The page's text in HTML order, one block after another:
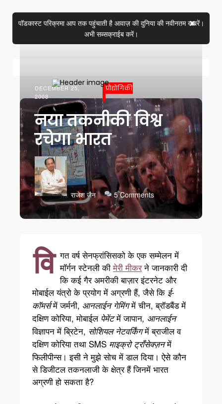
पॉडकास्ट परिक्रमा आप तक पहुंचाती है आवाज़ की दुनिया की नवीनतम खबरें।
अभी सब्सक्राईब करें।
DECEMBER 25,
2008
प्रौद्योगिकी
नया तकनीकी विश्व
रचेगा भारत
राजेश जैन 5 Comments
वि गत वर्ष सेनफ्रांसिसको के एक सम्मेलन में
मॉर्गन स्टेनली कीमेरी मीकरने जानकारी दी
कि कई गैर अमरीकी बाज़ार इंटरनेट और
मोबाईल यंत्रो के प्रयोग में अग्रणी हैं, जैसे कि ई-
कॉमर्समें जर्मनी, आनलाईन गेमिंगमें चीन, ब्रॉडबैंड में
दक्षिण कोरिया, मोबाईल पेमेंटमें जापान, आनलाईन
विज्ञापन में ब्रिटेन, सोशियल नेटवर्किंगमें ब्राजील व
दक्षिण कोरिया तथा SMS माइक्रो ट्राँसेक्ज़नमें
फिलीपीन्स। इसी ने मुझे सोच में डाल दिया। ऐसे कौन
से डिजीटल तकनलाजी के क्षेत्र हैं जिनमें भारत
अग्रणी हो सकता है?